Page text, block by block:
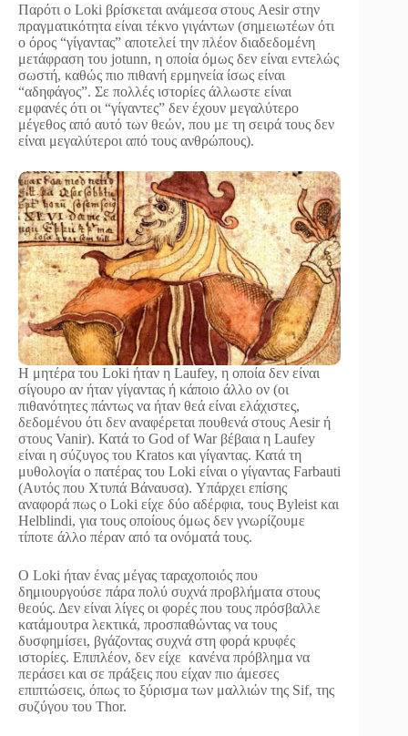
Παρότι ο Loki βρίσκεται ανάμεσα στους Aesir στην
πραγματικότητα είναι τέκνο γιγάντων (σημειωτέων ότι
ο όρος “γίγαντας” αποτελεί την πλέον διαδεδομένη
μετάφραση του jotunn, η οποία όμως δεν είναι εντελώς
σωστή, καθώς πιο πιθανή ερμηνεία ίσως είναι
“αδηφάγος”. Σε πολλές ιστορίες άλλωστε είναι
εμφανές ότι οι “γίγαντες” δεν έχουν μεγαλύτερο
μέγεθος από αυτό των θεών, που με τη σειρά τους δεν
είναι μεγαλύτεροι από τους ανθρώπους).
Η μητέρα του Loki ήταν η Laufey, η οποία δεν είναι
σίγουρο αν ήταν γίγαντας ή κάποιο άλλο ον (οι
πιθανότητες πάντως να ήταν θεά είναι ελάχιστες,
δεδομένου ότι δεν αναφέρεται πουθενά στους Aesir ή
στους Vanir). Κατά το God of War βέβαια η Laufey
είναι η σύζυγος του Kratos και γίγαντας. Κατά τη
μυθολογία ο πατέρας του Loki είναι ο γίγαντας Farbauti
(Αυτός που Χτυπά Βάναυσα). Υπάρχει επίσης
αναφορά πως ο Loki είχε δύο αδέρφια, τους Byleist και
Helblindi, για τους οποίους όμως δεν γνωρίζουμε
τίποτε άλλο πέραν από τα ονόματά τους.
Ο Loki ήταν ένας μέγας ταραχοποιός που
δημιουργούσε πάρα πολύ συχνά προβλήματα στους
θεούς. Δεν είναι λίγες οι φορές που τους πρόσβαλλε
κατάμουτρα λεκτικά, προσπαθώντας να τους
δυσφημίσει, βγάζοντας συχνά στη φορά κρυφές
ιστορίες. Επιπλέον, δεν είχε κανένα πρόβλημα να
περάσει και σε πράξεις που είχαν πιο άμεσες
επιπτώσεις, όπως το ξύρισμα των μαλλιών της Sif, της
συζύγου του Thor.